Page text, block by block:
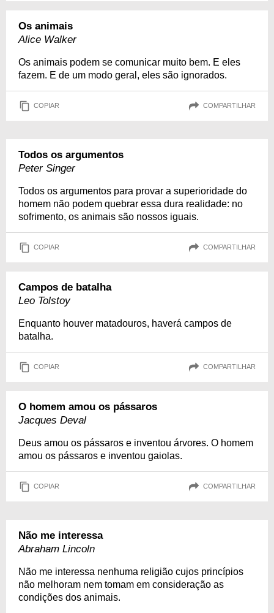
Os animais
Alice Walker
Os animais podem se comunicar muito bem. E eles
fazem. E de um modo geral, eles são ignorados.
COPIAR COMPARTILHAR
Todos os argumentos
Peter Singer
Todos os argumentos para provar a superioridade do
homem não podem quebrar essa dura realidade: no
sofrimento, os animais são nossos iguais.
COPIAR COMPARTILHAR
Campos de batalha
Leo Tolstoy
Enquanto houver matadouros, haverá campos de
batalha.
COPIAR COMPARTILHAR
O homem amou os pássaros
Jacques Deval
Deus amou os pássaros e inventou árvores. O homem
amou os pássaros e inventou gaiolas.
COPIAR COMPARTILHAR
Não me interessa
Abraham Lincoln
Não me interessa nenhuma religião cujos princípios
não melhoram nem tomam em consideração as
condições dos animais.